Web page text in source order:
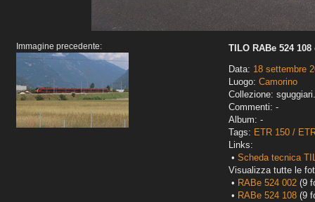
Immagine precedente:
TILO RABe 524 108
Data: 18 settembre
Luogo: Camorino
Collezione:
Commenti: -
Album: -
Tags: ETR 150 /
Links:
• Scheda tecnica
Visualizza tutte le
• RABe 524 002 (9
• RABe 524 108 (9